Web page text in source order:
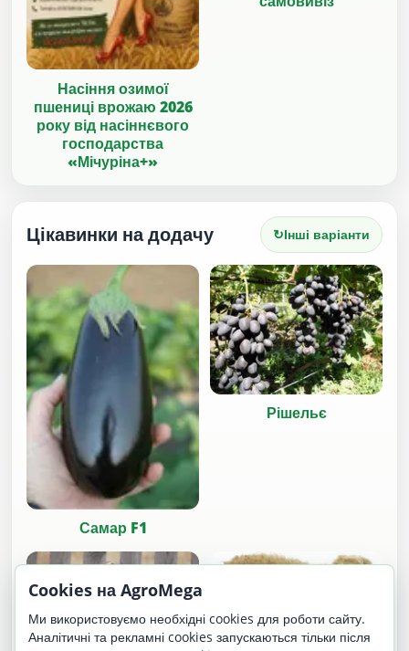
Насіння озимої
пшениці врожаю 2026
року від насіннєвого
господарства
«Мічуріна+»
Цікавинки на додачу ↻Інші варіанти
Самар F1
Рішельє
Cookies на AgroMega
Ми використовуємо необхідні cookies для роботи сайту.
Аналітичні та рекламні cookies запускаються тільки після